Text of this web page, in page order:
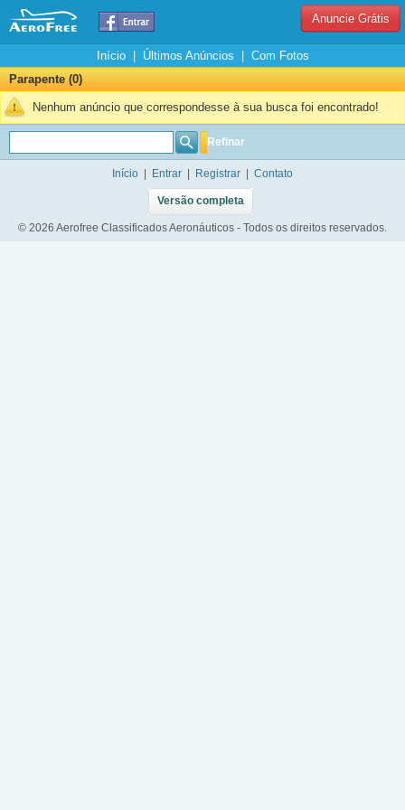
Anuncie Grátis
Início| Últimos Anúncios
Com Fotos
Parapente (0)
Nenhum anúncio que correspondesse à sua busca foi encontrado!
Refinar
Início Entrar Registrar Contato
Versão completa
© 2026 Aerofree Classificados Aeronáuticos - Todos os direitos reservados.